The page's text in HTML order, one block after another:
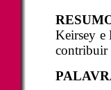
Keirsey e
contribuir